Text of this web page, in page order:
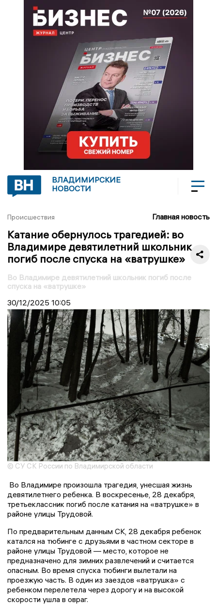
ВЛАДИМИРСКИЕ
НОВОСТИ
Происшествия Главная новость
Катание обернулось трагедией: во
Владимире девятилетний школьник
погиб после спуска на «ватрушке»
Во Владимире девятилетний школьник погиб после
спуска на «ватрушке»
30/12/2025 10:05
© СУ СК России по Владимирской области
Во Владимире произошла трагедия, унесшая жизнь
девятилетнего ребенка. В воскресенье, 28 декабря,
третьеклассник погиб после катания на «ватрушке» в
районе улицы Трудовой.
По предварительным данным СК, 28 декабря ребенок
катался на тюбинге с друзьями в частном секторе в
районе улицы Трудовой — место, которое не
предназначено для зимних развлечений и считается
опасным. Во время спуска тюбинги вылетали на
проезжую часть. В один из заездов «ватрушка» с
ребенком перелетела через дорогу и на высокой
скорости ушла в овраг.